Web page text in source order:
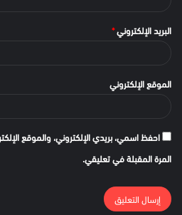
البريد الإلكتروني*
الموقع الإلكتروني
احفظ اسمي، بريدي الإلكتروني، والموقع
المرة المقبلة في تعليقي.